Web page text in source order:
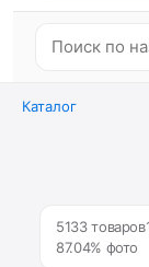
Каталог
5133 товаров
87.04% фото